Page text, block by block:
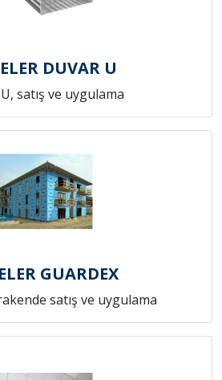
DUVAR U
satış ve uygulama
GUARDEX
satış ve uygulama